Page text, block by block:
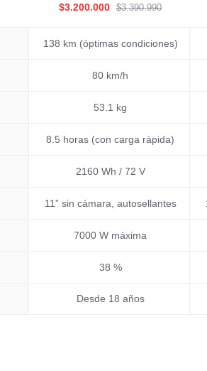
$3.200.000
$3.390.990
138 km (óptimas condiciones)
80 km/h
53.1 kg
8.5 horas (con carga rápida)
2160 Wh / 72 V
11” sin cámara, autosellantes
7000 W máxima
38 %
Desde 18 años